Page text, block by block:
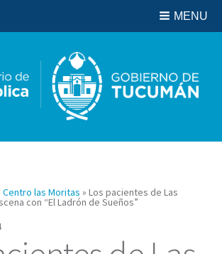
Biblioteca
MENU
Centro las Moritas » Los pacientes de Las
con “El Ladrón de Sueños”